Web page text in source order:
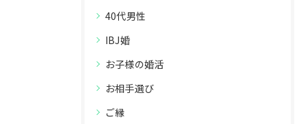
40代男性
IBJ婚
お子様の婚活
お相手選び
ご縁